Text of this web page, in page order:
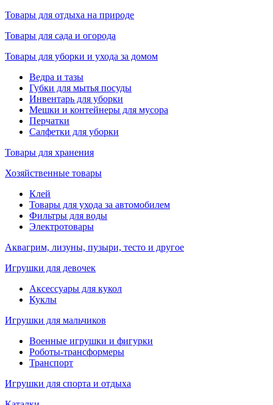
Товары для отдыха на природе
Товары для сада и огорода
Товары для уборки и ухода за домом
Ведра и тазы
Губки для мытья посуды
Инвентарь для уборки
Мешки и контейнеры для мусора
Перчатки
Салфетки для уборки
Товары для хранения
Хозяйственные товары
Клей
Товары для ухода за автомобилем
Фильтры для воды
Электротовары
Аквагрим, лизуны, пузыри, тесто и другое
Игрушки для девочек
Аксессуары для кукол
Куклы
Игрушки для мальчиков
Военные игрушки и фигурки
Роботы-трансформеры
Транспорт
Игрушки для спорта и отдыха